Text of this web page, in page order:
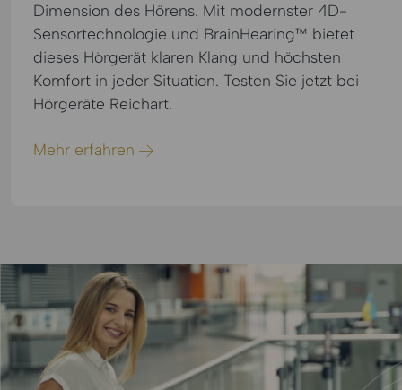
Dimension des Hörens. Mit modernster 4D-
Sensortechnologie und BrainHearing™ bietet
dieses Hörgerät klaren Klang und höchsten
Komfort in jeder Situation. Testen Sie jetzt bei
Hörgeräte Reichart.
Mehr erfahren